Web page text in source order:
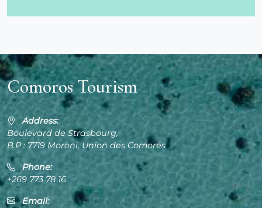
Comoros Tourism
Address:
Boulevard de Strasbourg,
B.P : 7719 Moroni, Union des Comores
Phone:
+269 773 78 16
Email: